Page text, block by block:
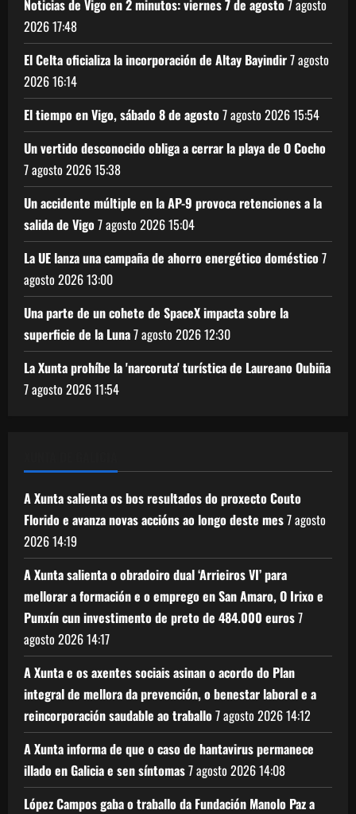
Noticias de Vigo en 2 minutos: viernes 7 de agosto7 agosto
202617:48
El Celta oficializa la incorporación de Altay Bayindir7 agosto
202616:14
El tiempo en Vigo, sábado 8 de agosto7 agosto 202615:54
Un vertido desconocido obliga a cerrar la playa de O Cocho
7 agosto 202615:38
Un accidente múltiple en la AP-9 provoca retenciones a la
salida de Vigo7 agosto 202615:04
La UE lanza una campaña de ahorro energético doméstico7
agosto 202613:00
Una parte de un cohete de SpaceX impacta sobre la
superficie de la Luna7 agosto 202612:30
La Xunta prohíbe la 'narcoruta' turística de Laureano Oubiña
7 agosto 202611:54
A Xunta salienta os bos resultados do proxecto Couto
Florido e avanza novas accións ao longo deste mes7 agosto
202614:19
A Xunta salienta o obradoiro dual ‘Arrieiros VI’ para
mellorar a formación e o emprego en San Amaro, O Irixo e
Punxín cun investimento de preto de 484.000 euros7
agosto 202614:17
A Xunta e os axentes sociais asinan o acordo do Plan
integral de mellora da prevención, o benestar laboral e a
reincorporación saudable ao traballo7 agosto 202614:12
A Xunta informa de que o caso de hantavirus permanece
illado en Galicia e sen síntomas7 agosto 202614:08
López Campos gaba o traballo da Fundación Manolo Paz a